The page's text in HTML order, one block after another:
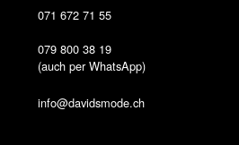
071 672 71 55
079 800 38 19
(auch per WhatsApp)
info@davidsmode.ch